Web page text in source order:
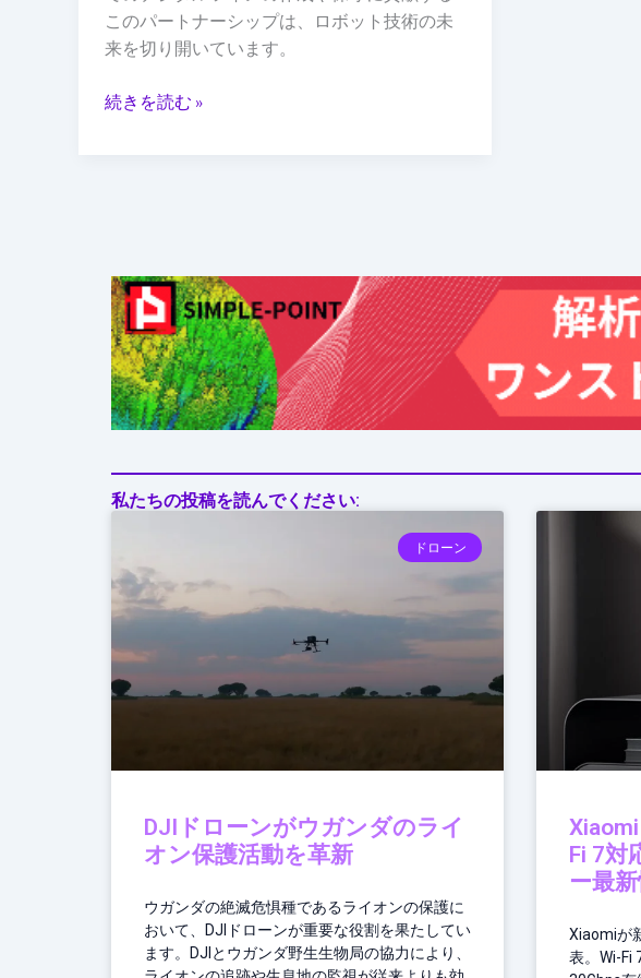
このパートナーシップは、ロボット技術の未
来を切り開いています。
を
発
続きを読む »
私たちの投稿を読んでください:
ドローン
DJIドローンがウガンダのライ
オン保護活動を革新
ウガンダの絶滅危惧種であるライオンの保護に
おいて、DJIドローンが重要な役割を果たしてい
ます。DJIとウガンダ野生生物局の協力により、
Fi 7対
ー最
Xiaomiが
表。Wi-Fi